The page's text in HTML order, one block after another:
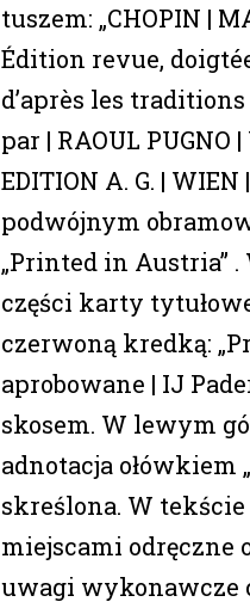
tuszem: „CHOPIN |
Édition revue,
d’après les
par | RAOUL PUGNO
EDITION A. G. | WIEN
podwójnym
„Printed in Austria” .
części karty
czerwoną kredką:
aprobowane | IJ
skosem. W lewym
adnotacja ołówkiem
skreślona. W
miejscami odręczne
uwagi wykonawcze